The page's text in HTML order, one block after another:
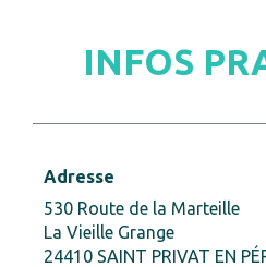
INFOS
Adresse
530 Route de la Marteille
La Vieille Grange
24410 SAINT PRIVAT EN